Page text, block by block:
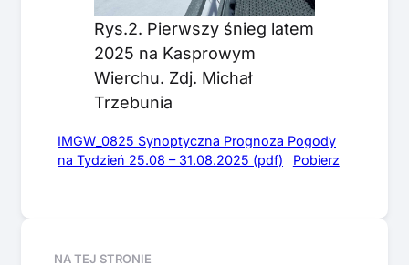
Rys.2. Pierwszy śnieg latem
2025 na Kasprowym
Wierchu. Zdj. Michał
Trzebunia
IMGW_0825 Synoptyczna Prognoza Pogody
na Tydzień 25.08 – 31.08.2025 (pdf)
Pobierz
NA TEJ STRONIE